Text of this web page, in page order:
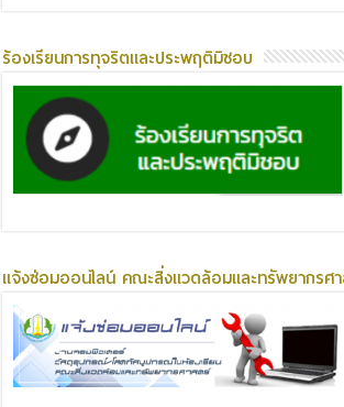
ร้องเรียนการทุจริตและประพฤติมิชอบ
แจ้งซ่อมออนไลน์ คณะสิ่งแวดล้อมและทรัพยากรศ